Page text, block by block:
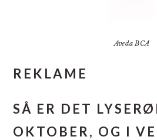
Aveda BCA
REKLAME
SÅ ER DET
OKTOBER, OG I